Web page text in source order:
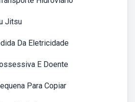
Jitsu
Da Eletricidade
E Doente
Para Copiar